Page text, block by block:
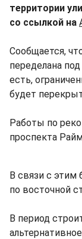
территории
со ссылкой на
Сообщается,
переделана
есть,
будет
Работы по
проспекта
В связи с этим
по восточной
В период